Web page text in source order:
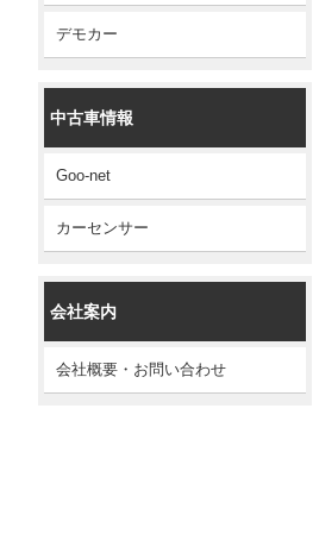
デモカー
中古車情報
Goo-net
カーセンサー
会社案内
会社概要・お問い合わせ